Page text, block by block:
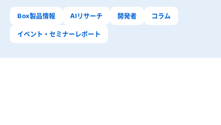
Box製品情報 AIリサーチ 開発者 コラム
イベント・セミナーレポート